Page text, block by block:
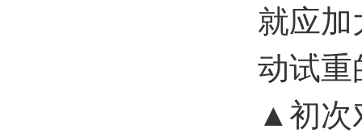
就应加
动试重
▲初次